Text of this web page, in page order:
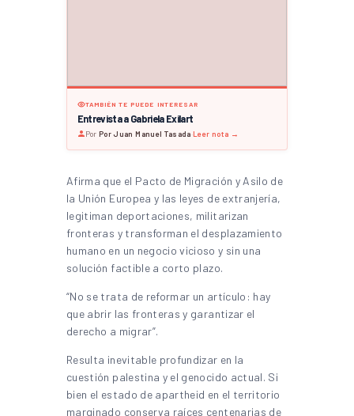
TAMBIÉN TE PUEDE INTERESAR
Entrevista a Gabriela Exilart
Por Por Juan Manuel Tasada ·Leer nota →
Afirma que el Pacto de Migración y Asilo de
la Unión Europea y las leyes de extranjería,
legitiman deportaciones, militarizan
fronteras y transforman el desplazamiento
humano en un negocio vicioso y sin una
solución factible a corto plazo.
“No se trata de reformar un artículo: hay
que abrir las fronteras y garantizar el
derecho a migrar”.
Resulta inevitable profundizar en la
cuestión palestina y el genocido actual. Si
bien el estado de apartheid en el territorio
marginado conserva raíces centenarias de